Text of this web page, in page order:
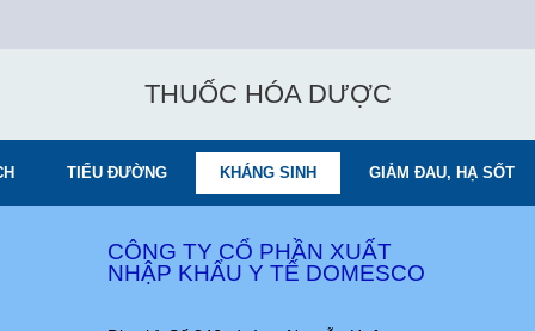
THUỐC HÓA DƯỢC
TIỂU ĐƯỜNG KHÁNG SINH GIẢM ĐAU, HẠ SỐT
CÔNG TY CỔ PHẦN XUẤT
NHẬP KHẨU Y TẾ DOMESCO